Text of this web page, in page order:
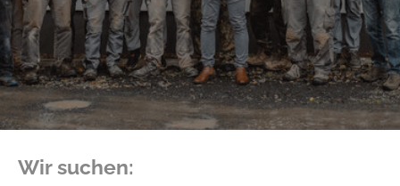
Wir suchen: